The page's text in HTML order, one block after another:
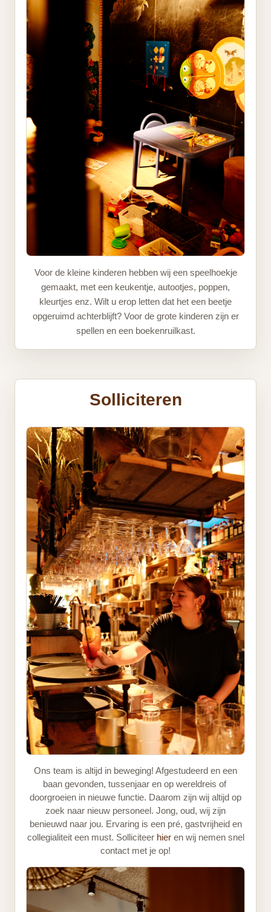
Voor de kleine kinderen hebben wij een speelhoekje
gemaakt, met een keukentje, autootjes, poppen,
kleurtjes enz. Wilt u erop letten dat het een beetje
opgeruimd achterblijft? Voor de grote kinderen zijn er
spellen en een boekenruilkast.
Solliciteren
Ons team is altijd in beweging! Afgestudeerd en een
baan gevonden, tussenjaar en op wereldreis of
doorgroeien in nieuwe functie. Daarom zijn wij altijd op
zoek naar nieuw personeel. Jong, oud, wij zijn
benieuwd naar jou. Ervaring is een pré, gastvrijheid en
collegialiteit een must. Solliciteer hieren wij nemen snel
contact met je op!